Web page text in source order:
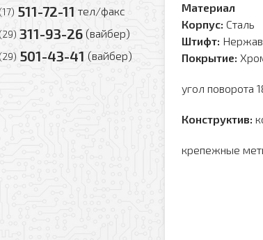
Материал
Корпус: Сталь
Штифт:
Покрытие:
угол поворота
Конструктив:
крепежные
511-72-11 тел/факс
311-93-26 (вайбер)
501-43-41 (вайбер)